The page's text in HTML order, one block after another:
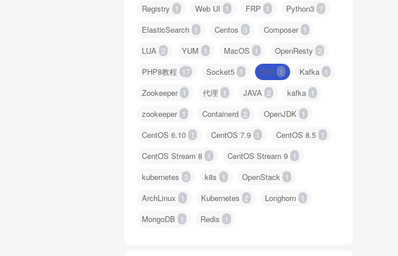
Registry 1 Web UI 1 FRP 1 Python3 7
ElasticSearch 1 Centos 3 Composer 1
LUA 2 YUM 1 MacOS 1 OpenResty 2
PHP8教程 17 Socket5 1 SS5 1 Kafka 1
Zookeeper 1 代理 1 JAVA 2 kafka 1
zookeeper 1 Containerd 2 OpenJDK 1
CentOS 6.10 1 CentOS 7.9 1 CentOS 8.5 1
CentOS Stream 8 1 CentOS Stream 9 1
kubernetes 3 k8s 1 OpenStack 1
ArchLinux 1 Kubernetes 2 Longhorn 1
MongoDB 1 Redis 1